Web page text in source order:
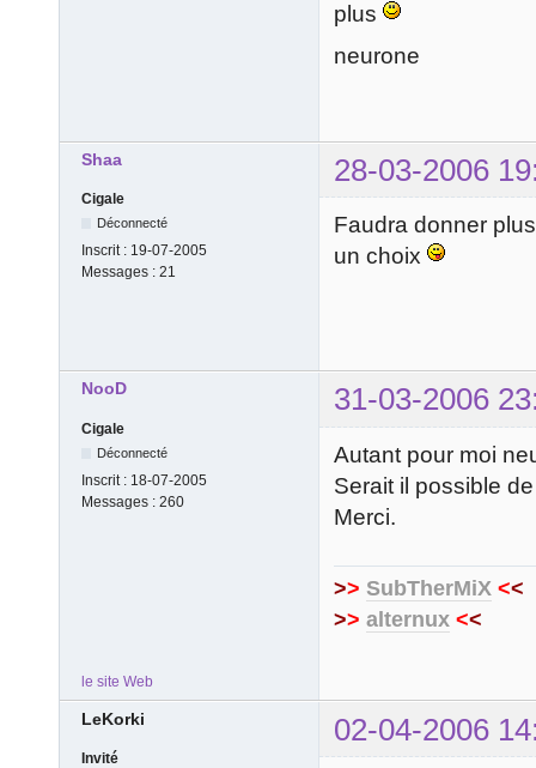
plus
neurone
Shaa 28-03-2006
Cigale
Déconnecté
Inscrit : 19-07-2005
Messages : 21
Faudra donner
un choix
NooD 31-03-2006
Cigale
Déconnecté
Inscrit : 18-07-2005
Messages : 260
Autant pour moi
Serait il possible
Merci.
>> SubTherMiX <<
>> alternux <<
le site Web
LeKorki 02-04-2006
Invité